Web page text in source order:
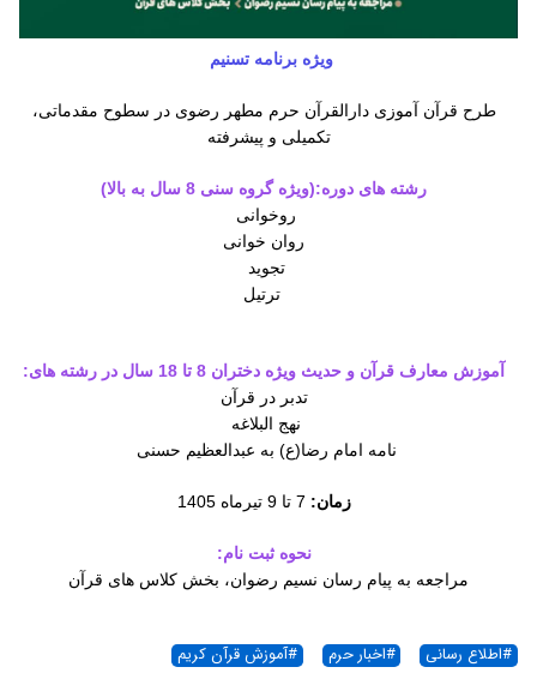
ویژه برنامه تسنیم
طرح قرآن آموزی دارالقرآن حرم مطهر رضوی در سطوح مقدماتی،
تکمیلی و پیشرفته
رشته های دوره:(ویژه گروه سنی 8 سال به بالا)
روخوانی
روان خوانی
تجوید
ترتیل
آموزش معارف قرآن و حدیث ویژه دختران 8 تا 18 سال در رشته های:
تدبر در قرآن
نهج البلاغه
نامه امام رضا(ع) به عبدالعظیم حسنی
زمان: 7 تا 9 تیرماه 1405
نحوه ثبت نام:
مراجعه به پیام رسان نسیم رضوان، بخش کلاس های قرآن
#اطلاع رسانی #اخبار حرم #آموزش قرآن کریم